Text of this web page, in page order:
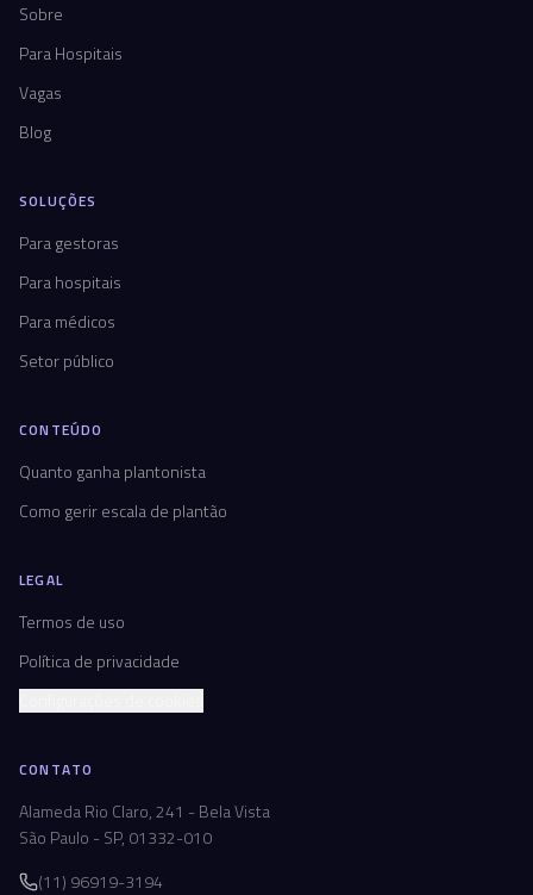
Sobre
Para Hospitais
Vagas
Blog
SOLUÇÕES
Para gestoras
Para hospitais
Para médicos
Setor público
CONTEÚDO
Quanto ganha plantonista
Como gerir escala de plantão
LEGAL
Termos de uso
Política de privacidade
CONTATO
Alameda Rio Claro, 241 - Bela Vista
São Paulo - SP, 01332-010
(11) 96919-3194